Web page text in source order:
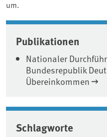
um.
Associated
Publikationen
Nationaler
Bundesrepublik
Übereinkommen
Schlagworte